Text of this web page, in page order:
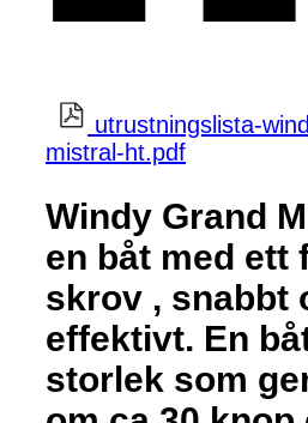
utrustningslista-
mistral-ht.pdf
Windy Grand
en båt med ett
skrov , snabbt
effektivt. En
storlek som